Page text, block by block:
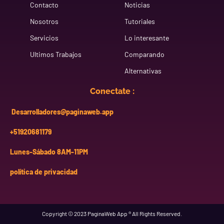
brinda tu propia red social donde puedes administrar a
tus usuarios y a las personas que los perfeccionan) . Se
Para que empecemos con la creación y desarrollo de su
Contacto
aplicaciones chat en linea:
Contacto
Nosotros
Servicios
Ultimos Trabajos
Noticias
Tutoriales
Lo interesante
Comparando
Alternativas
Conectate :
Desarrolladores@paginaweb.app
+51920681179
Lunes-Sábado 8AM-11PM
política de privacidad
Copyright © 2023 PaginaWeb App ® All Rights Reserved.